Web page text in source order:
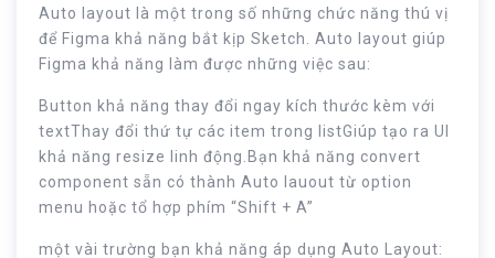
Auto layout là một trong số những chức năng thú vị
để Figma khả năng bắt kịp Sketch. Auto layout giúp
Figma khả năng làm được những việc sau:
Button khả năng thay đổi ngay kích thước kèm với
textThay đổi thứ tự các item trong listGiúp tạo ra UI
khả năng resize linh động.Bạn khả năng convert
component sẵn có thành Auto lauout từ option
menu hoặc tổ hợp phím “Shift + A”
một vài trường bạn khả năng áp dụng Auto Layout: